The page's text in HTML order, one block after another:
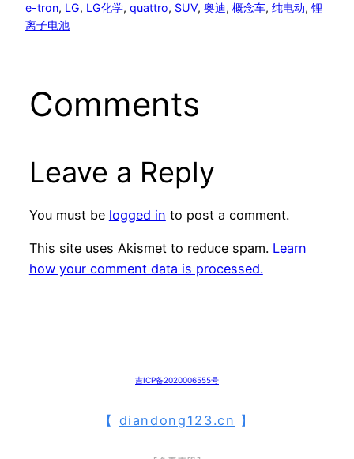
e-tron, LG, LG化学, quattro, SUV, 奥迪, 概念车, 纯电动, 锂
离子电池
Comments
Leave a Reply
You must be logged in to post a comment.
This site uses Akismet to reduce spam. Learn
how your comment data is processed.
吉ICP备2020006555号
【 diandong123.cn 】